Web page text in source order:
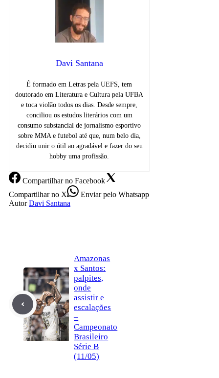
Davi Santana
É formado em Letras pela UEFS, tem
doutorado em Literatura e Cultura pela UFBA
e toca violão todos os dias. Desde sempre,
conciliou os estudos literários com um
consumo substancial de jornalismo esportivo
sobre MMA e futebol até que, num belo dia,
decidiu unir o útil ao agradável e fazer do seu
hobby uma profissão.
Compartilharno Facebook
Compartilharno X Enviarpelo Whatsapp
Autor Davi Santana
Amazonas
x Santos:
palpites,
onde
assistir e
escalações
–
Campeonato
Brasileiro
Série B
(11/05)